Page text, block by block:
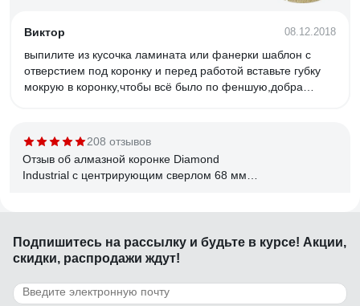
Виктор 08.12.2018
выпилите из кусочка ламината или фанерки шаблон с
отверстием под коронку и перед работой вставьте губку
мокрую в коронку,чтобы всё было по феншую,добра
208 отзывов
Отзыв об алмазной коронке Diamond
Industrial с центрирующим сверлом 68 мм
цена
17 отзывов
Подпишитесь на рассылку и будьте в курсе! Акции,
скидки, распродажи ждут!